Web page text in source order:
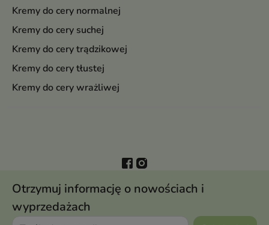
Kremy do cery normalnej
Kremy do cery suchej
Kremy do cery trądzikowej
Kremy do cery tłustej
Kremy do cery wrażliwej
Otrzymuj informację o nowościach i
wyprzedażach